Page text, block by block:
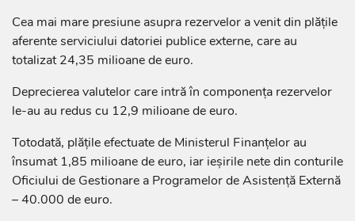
Cea mai mare presiune asupra rezervelor a venit din plățile
aferente serviciului datoriei publice externe, care au
totalizat 24,35 milioane de euro.
Deprecierea valutelor care intră în componența rezervelor
le-au au redus cu 12,9 milioane de euro.
Totodată, plățile efectuate de Ministerul Finanțelor au
însumat 1,85 milioane de euro, iar ieșirile nete din conturile
Oficiului de Gestionare a Programelor de Asistență Externă
– 40.000 de euro.